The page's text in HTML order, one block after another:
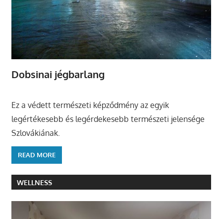
Dobsinai jégbarlang
Ez a védett természeti képződmény az egyik
legértékesebb és legérdekesebb természeti jelensége
Szlovákiának.
READ MORE
WELLNESS